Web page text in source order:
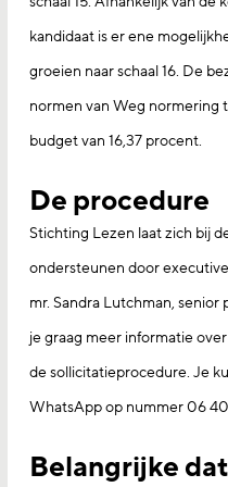
kandidaat is er ene
groeien naar schaal 16. De
normen van Weg normering
budget van 16,37 procent.
De procedure
Stichting Lezen laat zich bij
ondersteunen door
mr. Sandra Lutchman,
je graag meer informatie
de sollicitatieprocedure. Je
WhatsApp op nummer 06
Belangrijke